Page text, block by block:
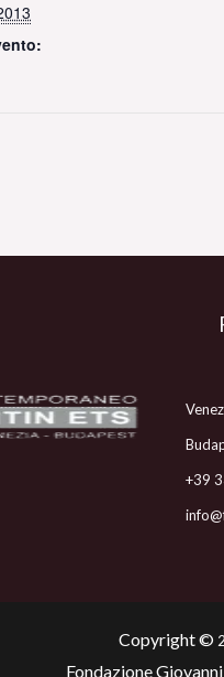
+39
Copyright ©
Fondazione